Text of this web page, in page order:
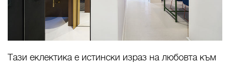
Тази еклектика е истински израз на любовта към